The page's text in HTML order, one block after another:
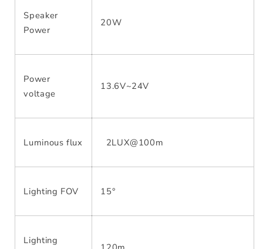
Speaker
Power
20W
Power
voltage
13.6V~24V
Luminous flux 2LUX@100m
Lighting FOV 15°
Lighting